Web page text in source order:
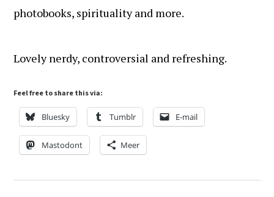
photobooks, spirituality and more.
Lovely nerdy, controversial and refreshing.
Feel free to share this via:
Bluesky Tumblr E-mail
Mastodont Meer